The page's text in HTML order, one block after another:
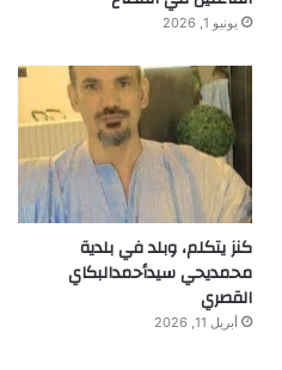
يونيو 1, 2026
كنز يتكلم، وبلد في بلدية
محمديحي سيدأحمدالبكاي
القصري
أبريل 11, 2026